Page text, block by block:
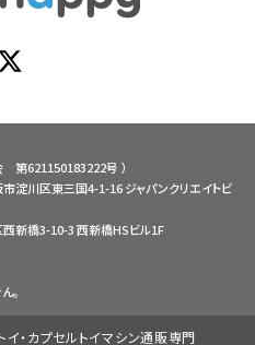
621150183222号 ）
川区東三国4-1-16 ジャパンクリエイトビ
新橋3-10-3 西新橋HSビル1F
。
・カプセルトイマシン通販専門